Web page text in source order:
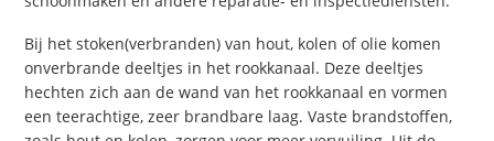
Bij het stoken(verbranden) van hout, kolen of olie komen
onverbrande deeltjes in het rookkanaal. Deze deeltjes
hechten zich aan de wand van het rookkanaal en vormen
een teerachtige, zeer brandbare laag. Vaste brandstoffen,